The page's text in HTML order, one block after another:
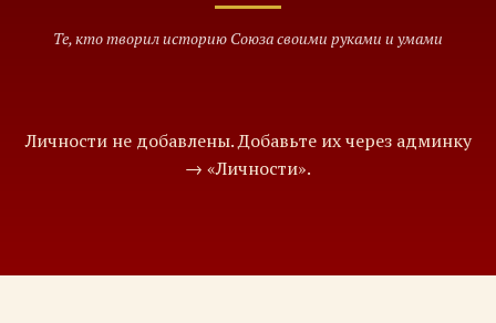
Те, кто творил историю Союза своими руками и умами
Личности не добавлены. Добавьте их через админку
→ «Личности».